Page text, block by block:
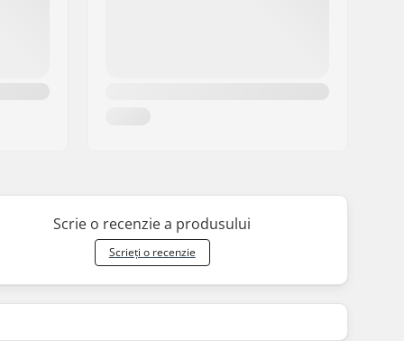
Scrie o recenzie a produsului
Scrieți o recenzie